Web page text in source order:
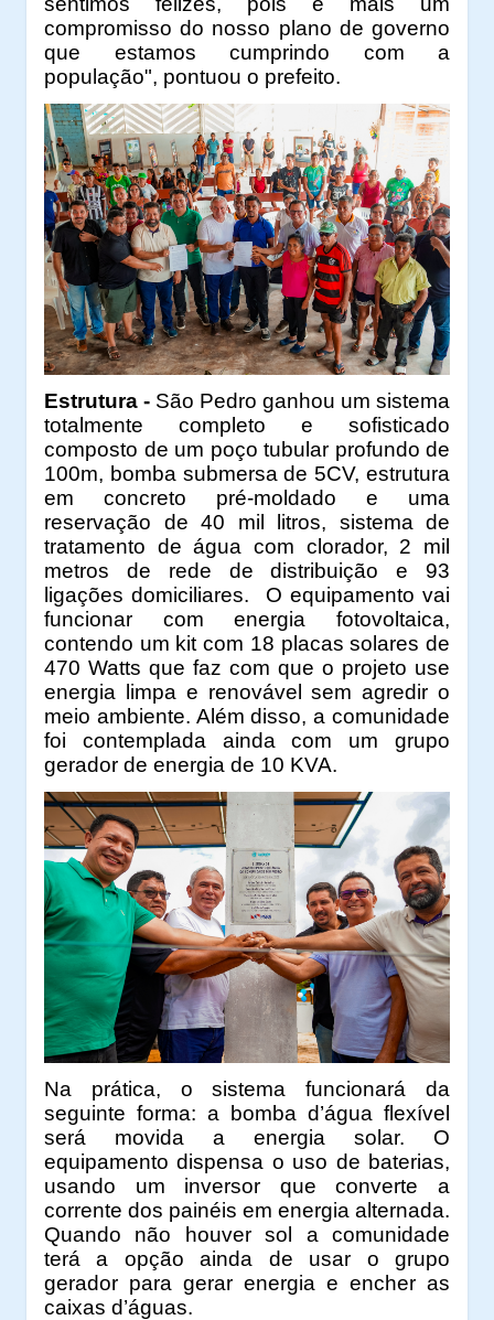
compromisso do nosso plano de governo
que estamos cumprindo com a
população", pontuou o prefeito.
Estrutura - São Pedro ganhou um sistema
totalmente completo e sofisticado
composto de um poço tubular profundo de
100m, bomba submersa de 5CV, estrutura
em concreto pré-moldado e uma
reservação de 40 mil litros, sistema de
tratamento de água com clorador, 2 mil
metros de rede de distribuição e 93
ligações domiciliares. O equipamento vai
funcionar com energia fotovoltaica,
contendo um kit com 18 placas solares de
470 Watts que faz com que o projeto use
energia limpa e renovável sem agredir o
meio ambiente. Além disso, a comunidade
foi contemplada ainda com um grupo
gerador de energia de 10 KVA.
Na prática, o sistema funcionará da
seguinte forma: a bomba d’água flexível
será movida a energia solar. O
equipamento dispensa o uso de baterias,
usando um inversor que converte a
corrente dos painéis em energia alternada.
Quando não houver sol a comunidade
terá a opção ainda de usar o grupo
gerador para gerar energia e encher as
caixas d’águas.